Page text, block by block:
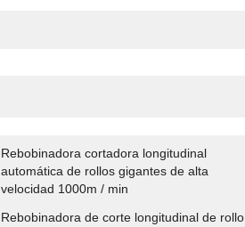
Rebobinadora cortadora longitudinal
automática de rollos gigantes de alta
velocidad 1000m / min
Rebobinadora de corte longitudinal de rollo